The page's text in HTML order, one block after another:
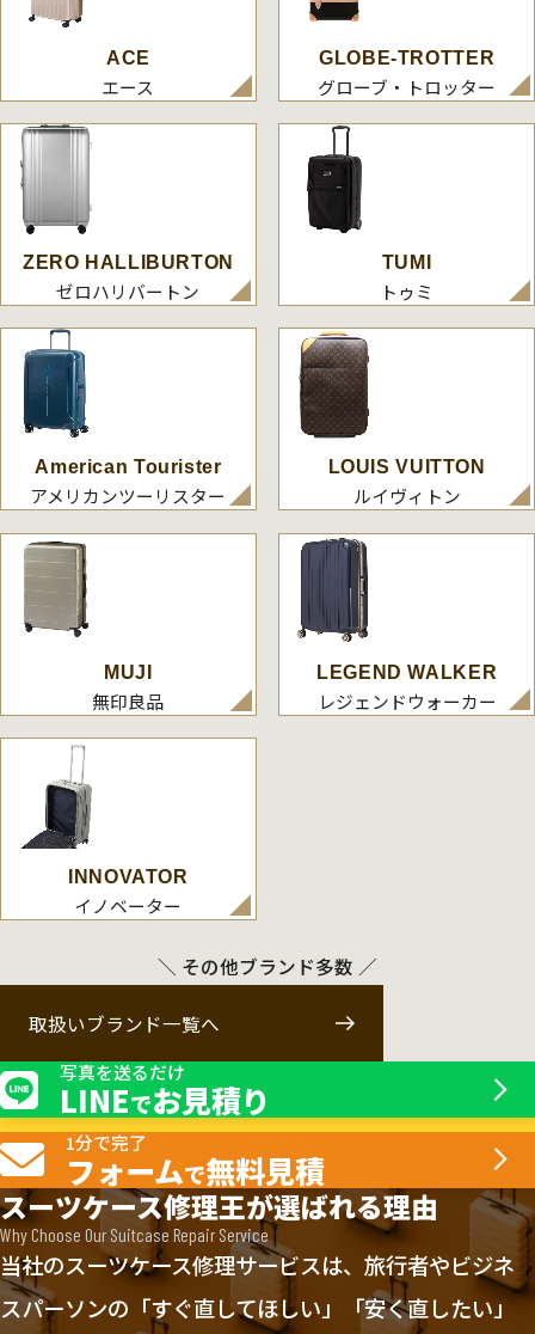
ACE
エース
GLOBE-TROTTER
グローブ・トロッター
ZERO HALLIBURTON
ゼロハリバートン
TUMI
トゥミ
American Tourister
アメリカンツーリスター
LOUIS VUITTON
ルイヴィトン
MUJI
無印良品
LEGEND WALKER
レジェンドウォーカー
INNOVATOR
イノベーター
＼ その他ブランド多数 ／
取扱いブランド一覧へ
写真を送るだけ
LINEでお見積り
1分で完了
フォームで無料見積
スーツケース修理王が選ばれる理由
Why Choose Our Suitcase Repair Service
当社のスーツケース修理サービスは、旅行者やビジネ
スパーソンの「すぐ直してほしい」「安く直したい」